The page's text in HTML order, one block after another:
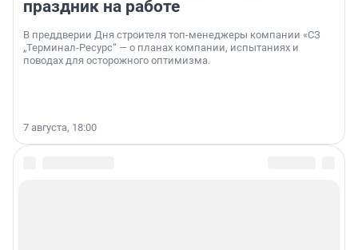
праздник на работе
В преддверии Дня строителя топ-менеджеры компании «СЗ
„Терминал-Ресурс“ — о планах компании, испытаниях и
поводах для осторожного оптимизма.
7 августа, 18:00